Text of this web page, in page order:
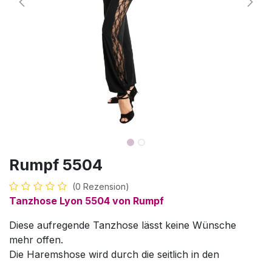
Rumpf 5504
(0 Rezension)
Tanzhose Lyon 5504 von Rumpf
Diese aufregende Tanzhose lässt keine Wünsche
mehr offen.
Die Haremshose wird durch die seitlich in den